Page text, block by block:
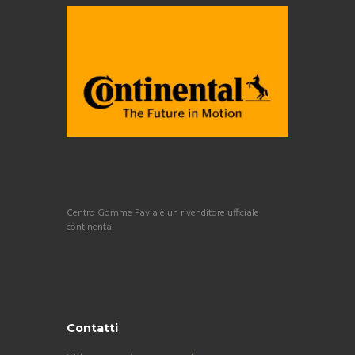
Centro Gomme Pavia è un rivenditore ufficiale
continental
Contatti